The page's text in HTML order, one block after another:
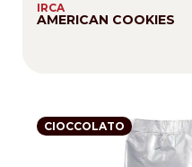
IRCA
AMERICAN COOKIES
CIOCCOLATO